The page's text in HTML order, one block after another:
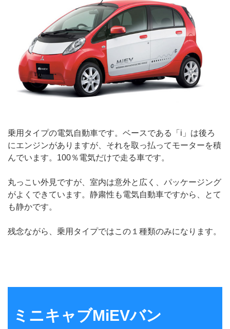
乗用タイプの電気自動車です。ベースである「i」は後ろ
にエンジンがありますが、それを取っ払ってモーターを積
んでいます。100％電気だけで走る車です。
丸っこい外見ですが、室内は意外と広く、パッケージング
がよくできています。静粛性も電気自動車ですから、とて
も静かです。
残念ながら、乗用タイプではこの１種類のみになります。
ミニキャブMiEVバン